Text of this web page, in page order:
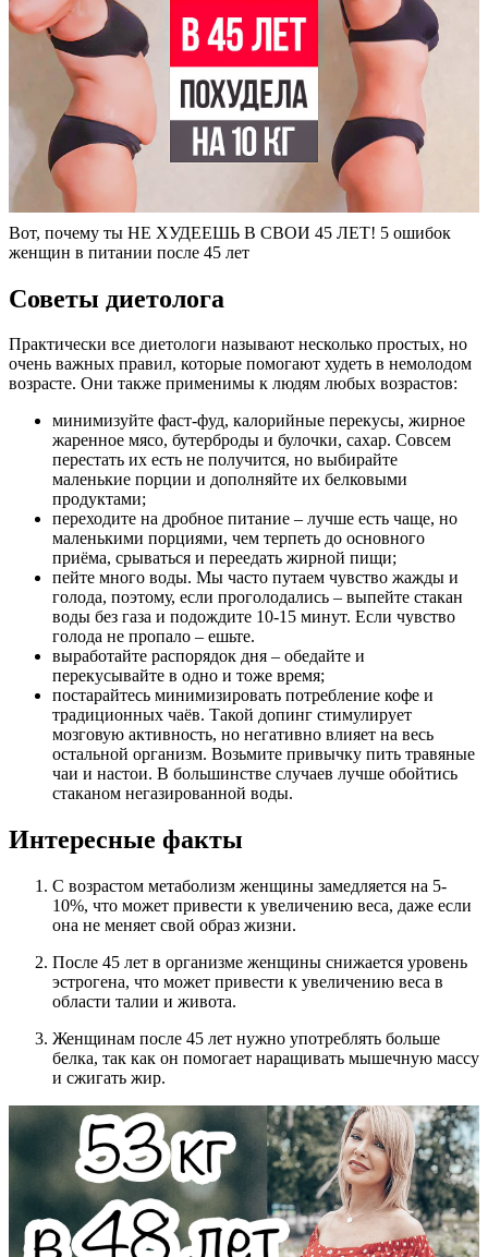
Вот, почему ты НЕ ХУДЕЕШЬ В СВОИ 45 ЛЕТ! 5 ошибок
женщин в питании после 45 лет
Советы диетолога
Практически все диетологи называют несколько простых, но
очень важных правил, которые помогают худеть в немолодом
возрасте. Они также применимы к людям любых возрастов:
минимизуйте фаст-фуд, калорийные перекусы, жирное
жаренное мясо, бутерброды и булочки, сахар. Совсем
перестать их есть не получится, но выбирайте
маленькие порции и дополняйте их белковыми
продуктами;
переходите на дробное питание – лучше есть чаще, но
маленькими порциями, чем терпеть до основного
приёма, срываться и переедать жирной пищи;
пейте много воды. Мы часто путаем чувство жажды и
голода, поэтому, если проголодались – выпейте стакан
воды без газа и подождите 10-15 минут. Если чувство
голода не пропало – ешьте.
выработайте распорядок дня – обедайте и
перекусывайте в одно и тоже время;
постарайтесь минимизировать потребление кофе и
традиционных чаёв. Такой допинг стимулирует
мозговую активность, но негативно влияет на весь
остальной организм. Возьмите привычку пить травяные
чаи и настои. В большинстве случаев лучше обойтись
стаканом негазированной воды.
Интересные факты
С возрастом метаболизм женщины замедляется на 5-
10%, что может привести к увеличению веса, даже если
она не меняет свой образ жизни.
После 45 лет в организме женщины снижается уровень
эстрогена, что может привести к увеличению веса в
области талии и живота.
Женщинам после 45 лет нужно употреблять больше
белка, так как он помогает наращивать мышечную массу
и сжигать жир.